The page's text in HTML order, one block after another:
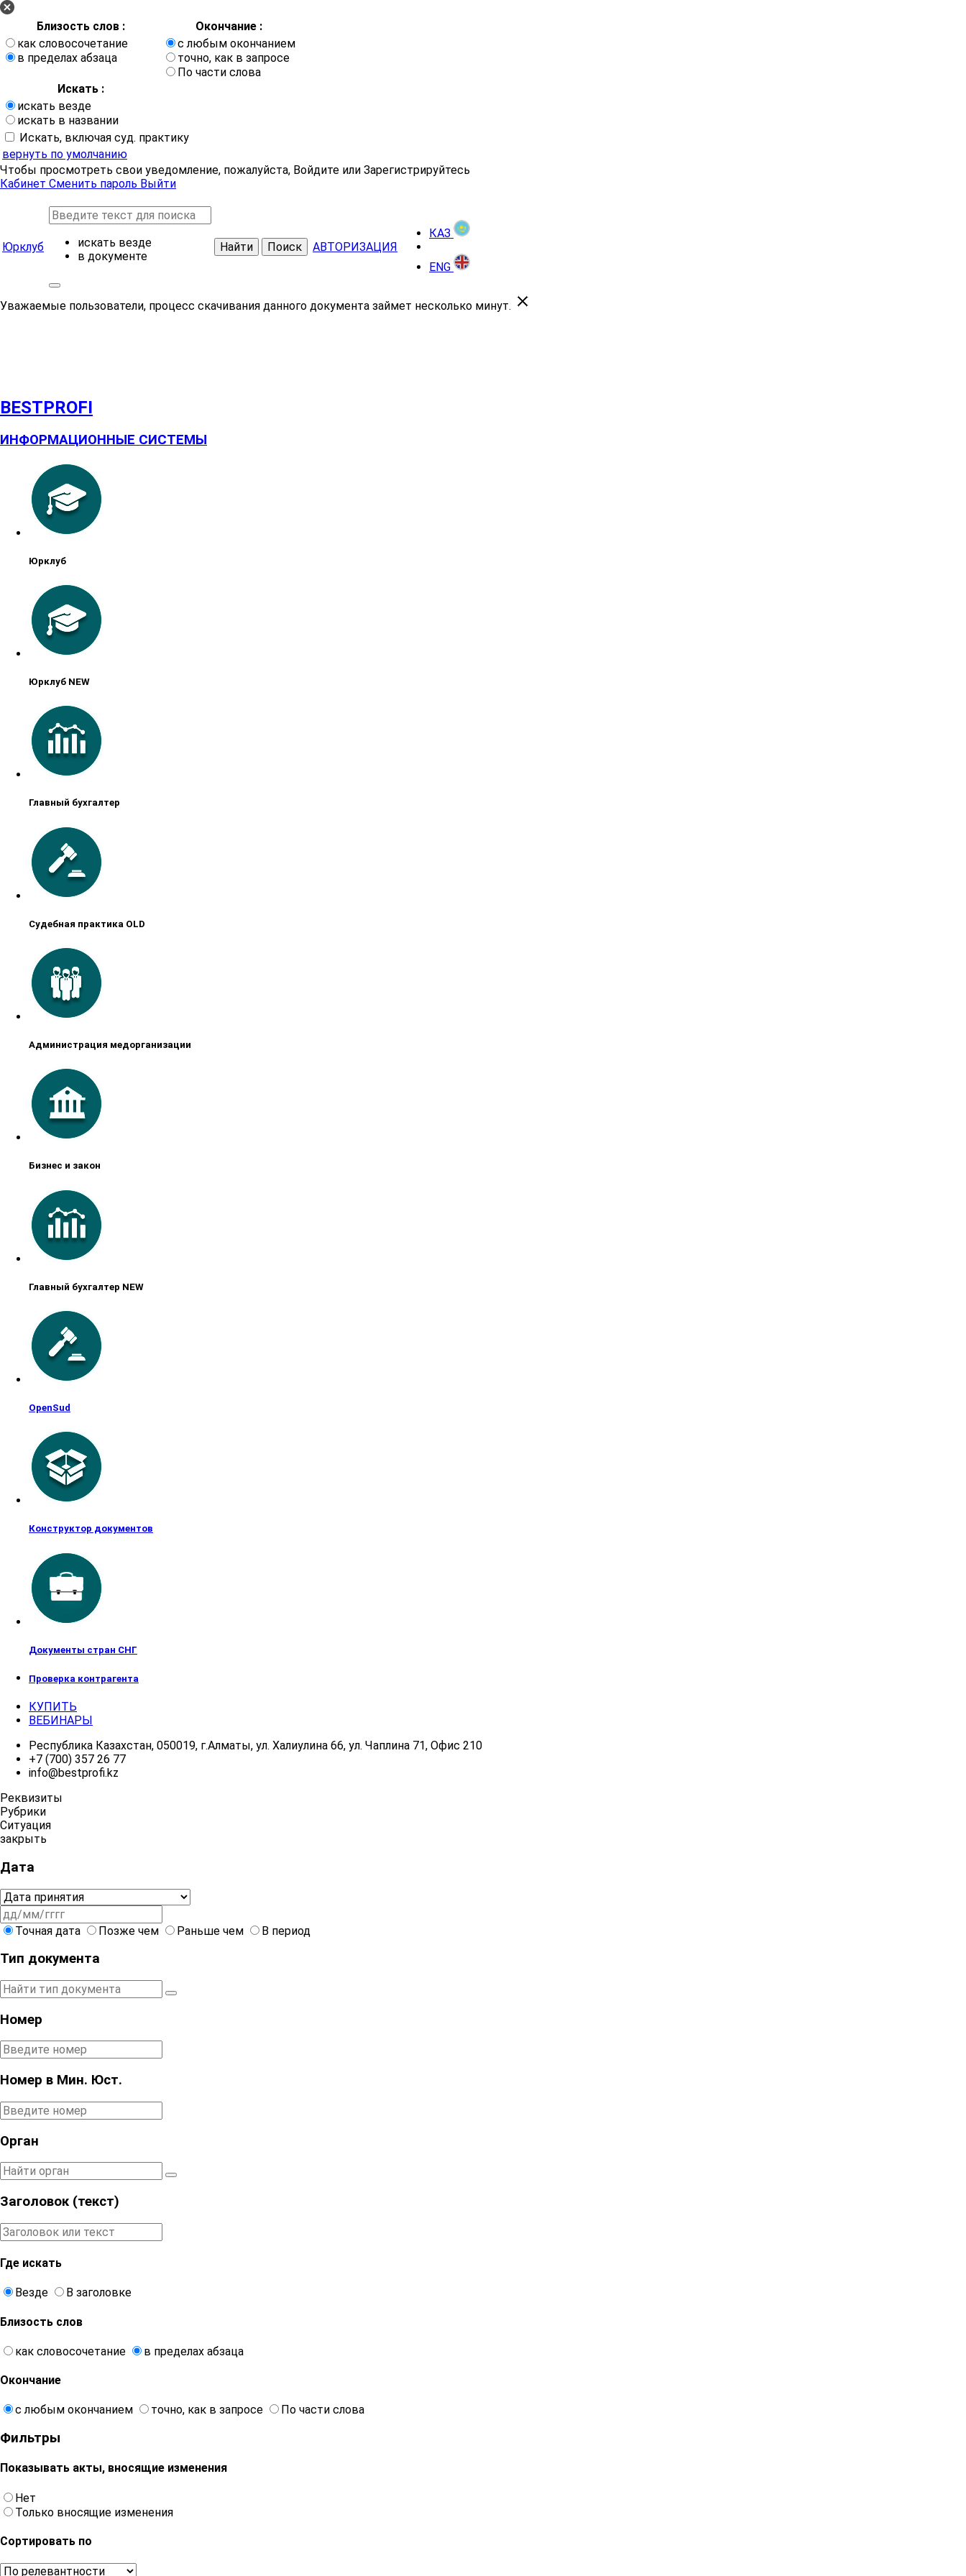
Близость слов :
Окончание :
как словосочетание
в пределах абзаца
с любым окончанием
точно, как в запросе
По части слова
Искать :
искать везде
искать в названии
Искать, включая суд. практику
вернуть по умолчанию
Чтобы просмотреть свои уведомление, пожалуйста, Войдите или Зарегистрируйтесь
Кабинет Сменить пароль Выйти
Юрклуб
искать везде
в документе
Найти Поиск АВТОРИЗАЦИЯ
КАЗ
ENG
Уважаемые пользователи, процесс скачивания данного документа займет несколько минут.
BESTPROFI
ИНФОРМАЦИОННЫЕ СИСТЕМЫ
Юрклуб
Юрклуб NEW
Главный бухгалтер
Судебная практика OLD
Администрация медорганизации
Бизнес и закон
Главный бухгалтер NEW
OpenSud
Конструктор документов
Документы стран СНГ
Проверка контрагента
КУПИТЬ
ВЕБИНАРЫ
Республика Казахстан, 050019, г.Алматы, ул. Халиулина 66, ул. Чаплина 71, Офис 210
+7 (700) 357 26 77
info@bestprofi.kz
Реквизиты
Рубрики
Ситуация
закрыть
Дата
Точная дата Позже чем Раньше чем В период
Тип документа
Номер
Номер в Мин. Юст.
Орган
Заголовок (текст)
Где искать
Везде В заголовке
Близость слов
как словосочетание в пределах абзаца
Окончание
с любым окончанием точно, как в запросе По части слова
Фильтры
Показывать акты, вносящие изменения
Нет
Только вносящие изменения
Сортировать по